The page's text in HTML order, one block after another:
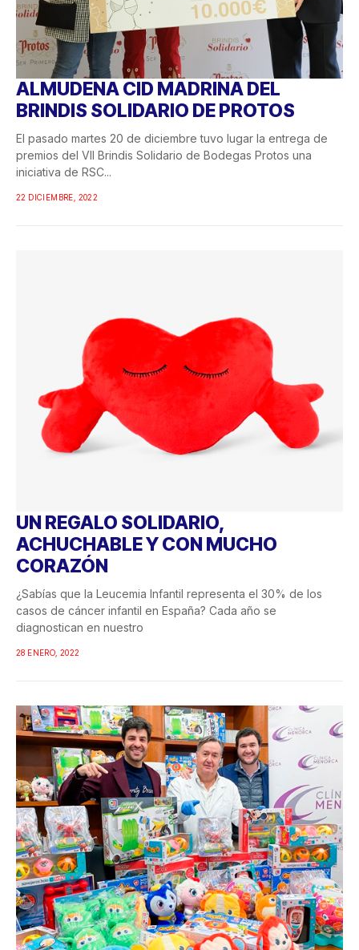
ALMUDENA CID MADRINA DEL
BRINDIS SOLIDARIO DE PROTOS
El pasado martes 20 de diciembre tuvo lugar la entrega de
premios del VII Brindis Solidario de Bodegas Protos una
iniciativa de RSC...
22 DICIEMBRE, 2022
UN REGALO SOLIDARIO,
ACHUCHABLE Y CON MUCHO
CORAZÓN
¿Sabías que la Leucemia Infantil representa el 30% de los
casos de cáncer infantil en España? Cada año se
diagnostican en nuestro
28 ENERO, 2022